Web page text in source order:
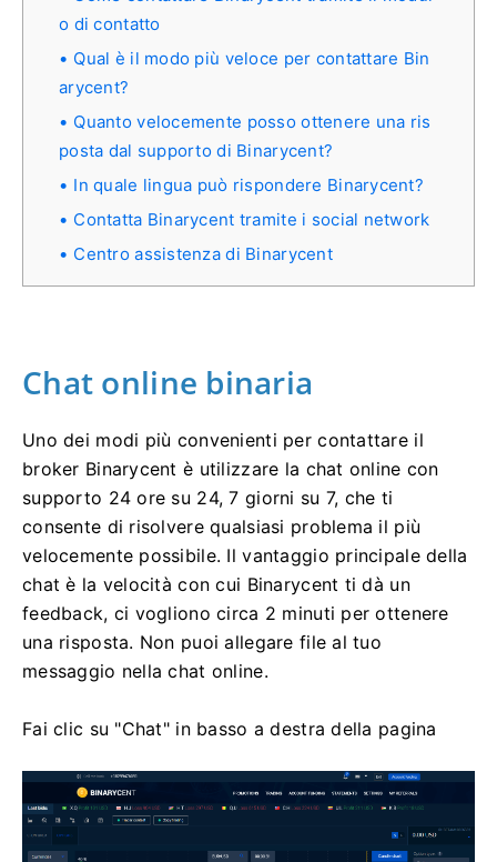
o di contatto
Qual è il modo più veloce per contattare Bin
arycent?
Quanto velocemente posso ottenere una ris
posta dal supporto di Binarycent?
In quale lingua può rispondere Binarycent?
Contatta Binarycent tramite i social network
Centro assistenza di Binarycent
Chat online binaria
Uno dei modi più convenienti per contattare il
broker Binarycent è utilizzare la chat online con
supporto 24 ore su 24, 7 giorni su 7, che ti
consente di risolvere qualsiasi problema il più
velocemente possibile. Il vantaggio principale della
chat è la velocità con cui Binarycent ti dà un
feedback, ci vogliono circa 2 minuti per ottenere
una risposta. Non puoi allegare file al tuo
messaggio nella chat online.
Fai clic su "Chat" in basso a destra della pagina